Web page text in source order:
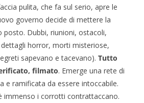
pulita, che fa sul serio, apre le
governo decide di mettere la
posto. Dubbi, riunioni, ostacoli,
horror, morti misteriose,
sapevano e tacevano). Tutto
filmato. Emerge una rete di
e ramificata da essere intoccabile.
immenso i corrotti contrattaccano.